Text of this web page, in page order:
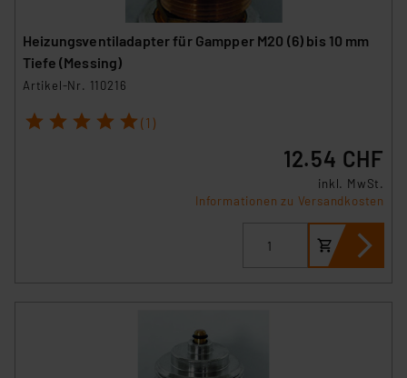
Heizungsventiladapter für Gampper M20 (6) bis 10 mm
Tiefe (Messing)
Artikel-Nr. 110216
1 2 3 4 5 (1)
12.54 CHF
inkl. MwSt.
Informationen zu Versandkosten